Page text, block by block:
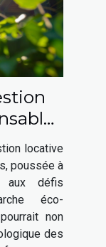
lelocative
poussée à
aux défis
éco-
non
des